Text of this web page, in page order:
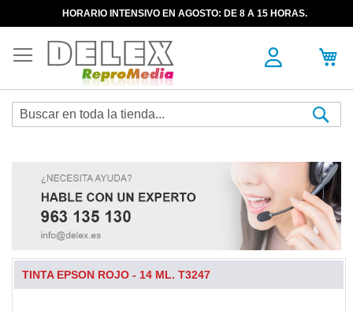
HORARIO INTENSIVO EN AGOSTO: DE 8 A 15 HORAS.
TINTA EPSON ROJO - 14 ML. T3247